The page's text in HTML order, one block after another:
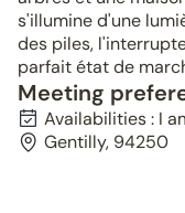
s'illumine d'une
des piles,
parfait état de
Meeting
Availabilities : I
Gentilly, 94250